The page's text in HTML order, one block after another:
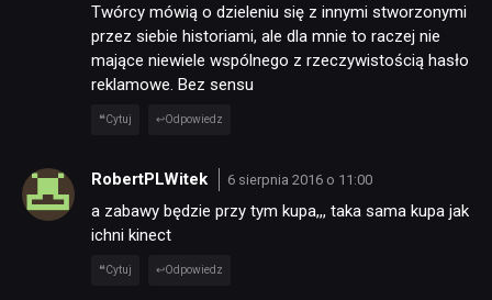
Twórcy mówią o dzieleniu się z innymi stworzonymi
przez siebie historiami, ale dla mnie to raczej nie
mające niewiele wspólnego z rzeczywistością hasło
reklamowe. Bez sensu
Cytuj Odpowiedz
RobertPLWitek 6 sierpnia 2016 o 11:00
a zabawy będzie przy tym kupa,,, taka sama kupa jak
ichni kinect
Cytuj Odpowiedz